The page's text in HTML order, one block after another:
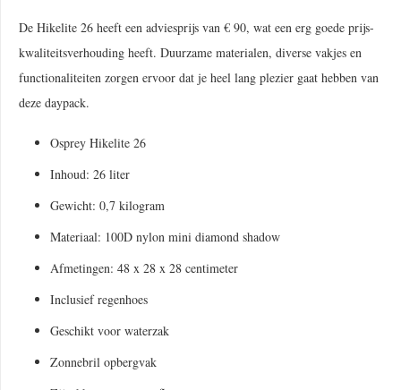
De Hikelite 26 heeft een adviesprijs van € 90, wat een erg goede prijs-
kwaliteitsverhouding heeft. Duurzame materialen, diverse vakjes en
functionaliteiten zorgen ervoor dat je heel lang plezier gaat hebben van
deze daypack.
Osprey Hikelite 26
Inhoud: 26 liter
Gewicht: 0,7 kilogram
Materiaal: 100D nylon mini diamond shadow
Afmetingen: 48 x 28 x 28 centimeter
Inclusief regenhoes
Geschikt voor waterzak
Zonnebril opbergvak